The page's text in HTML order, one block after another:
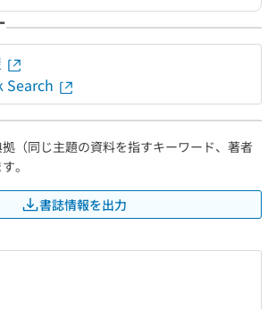
Search
（同じ主題の資料を指すキーワード、著者
。
書誌情報を出力